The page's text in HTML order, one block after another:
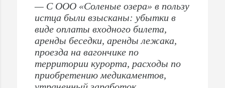
— С ООО «Соленые озера» в пользу
истца были взысканы: убытки в
виде оплаты входного билета,
аренды беседки, аренды лежака,
проезда на вагончике по
территории курорта, расходы по
приобретению медикаментов,